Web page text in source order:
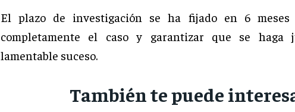
El plazo de investigación se ha fijado en 6 meses
completamente el caso y garantizar que se haga
lamentable suceso.
También te puede